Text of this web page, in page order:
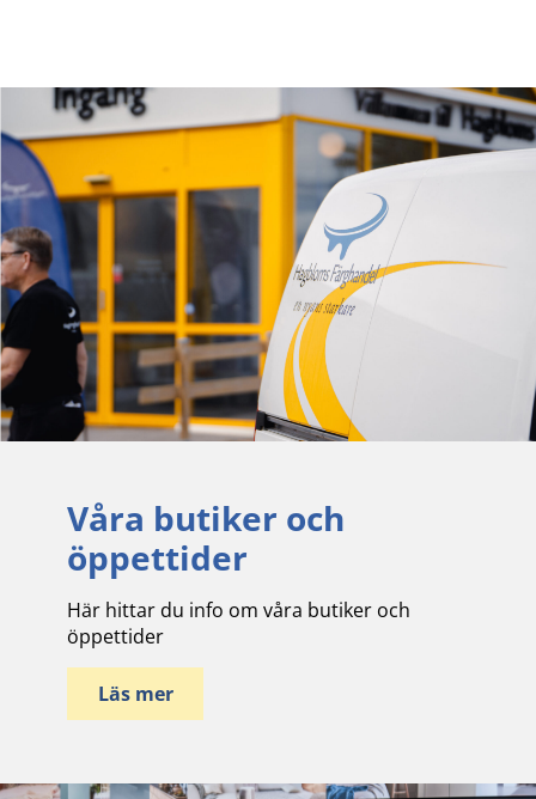
Våra butiker och
öppettider
Här hittar du info om våra butiker och
öppettider
Läs mer